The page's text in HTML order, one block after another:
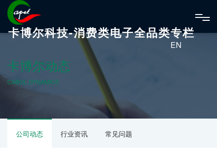
卡博尔科技-消费类电子全品类专栏
EN
卡博尔动态
CABOL DYNAMICS
公司动态 行业资讯 常见问题